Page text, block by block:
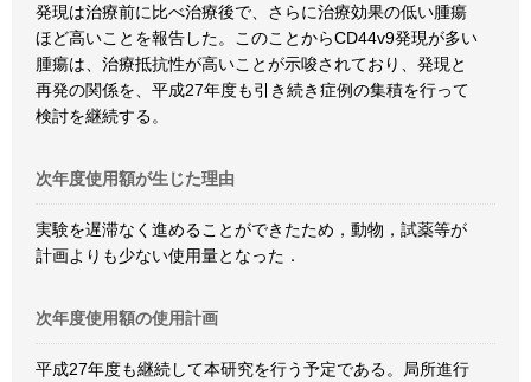
発現は治療前に比べ治療後で、さらに治療効果の低い腫瘍
ほど高いことを報告した。このことからCD44v9発現が多い
腫瘍は、治療抵抗性が高いことが示唆されており、発現と
再発の関係を、平成27年度も引き続き症例の集積を行って
検討を継続する。
次年度使用額が生じた理由
実験を遅滞なく進めることができたため，動物，試薬等が
計画よりも少ない使用量となった．
次年度使用額の使用計画
平成27年度も継続して本研究を行う予定である。局所進行